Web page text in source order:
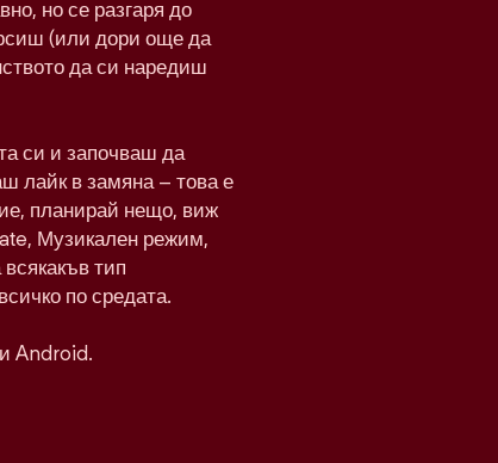
но се разгаря до
(или дори още да
да си наредиш
си и започваш да
лайк в замяна – това е
планирай нещо, виж
Музикален режим,
тип
по средата.
Android.